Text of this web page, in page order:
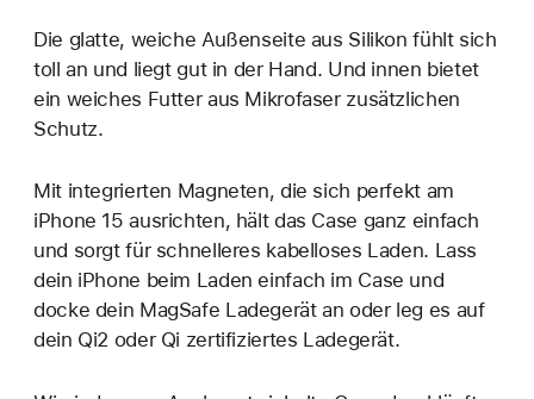
Die glatte, weiche Außenseite aus Silikon fühlt sich
toll an und liegt gut in der Hand. Und innen bietet
ein weiches Futter aus Mikrofaser zusätzlichen
Schutz.
Mit integrierten Magneten, die sich perfekt am
iPhone 15 ausrichten, hält das Case ganz einfach
und sorgt für schnelleres kabelloses Laden. Lass
dein iPhone beim Laden einfach im Case und
docke dein MagSafe Ladegerät an oder leg es auf
dein Qi2 oder Qi zertifiziertes Ladegerät.